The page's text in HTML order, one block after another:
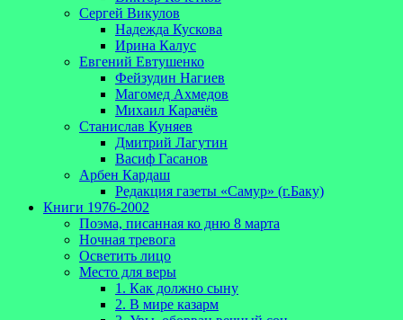
Сергей Викулов
Надежда Кускова
Ирина Калус
Евгений Евтушенко
Фейзудин Нагиев
Магомед Ахмедов
Михаил Карачёв
Станислав Куняев
Дмитрий Лагутин
Васиф Гасанов
Арбен Кардаш
Редакция газеты «Самур» (г.Баку)
Книги 1976-2002
Поэма, писанная ко дню 8 марта
Ночная тревога
Осветить лицо
Место для веры
1. Как должно сыну
2. В мире казарм